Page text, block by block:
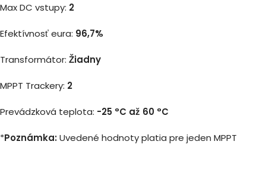
Max DC vstupy: 2
Efektívnosť eura: 96,7%
Transformátor: Žiadny
MPPT Trackery: 2
Prevádzková teplota: -25 °C až 60 °C
*Poznámka: Uvedené hodnoty platia pre jeden MPPT